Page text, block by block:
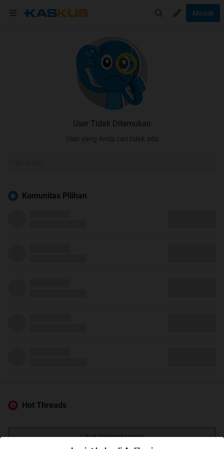
Masuk
User Tidak Ditemukan
User yang Anda cari tidak ada
Komunitas Pilihan
Hot Threads
Lihat Selengkapnya